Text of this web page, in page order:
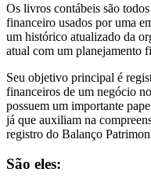
Os livros contábeis são
financeiro usados por uma
um histórico atualizado da
atual com um planejamento
Seu objetivo principal é
financeiros de um negócio
possuem um importante
já que auxiliam na
registro do Balanço
São eles: